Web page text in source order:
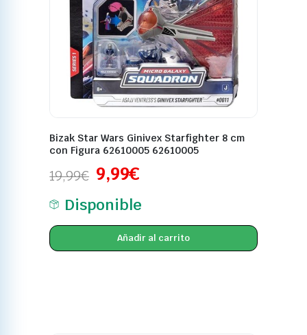
Bizak Star Wars Ginivex Starfighter 8 cm
con Figura 62610005 62610005
19,99€ 9,99€
Disponible
Añadir al carrito